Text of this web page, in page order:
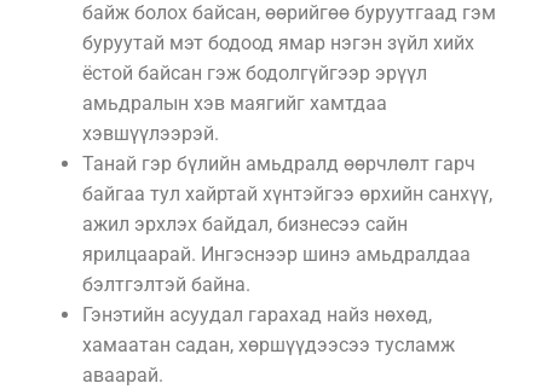
байж болох байсан, өөрийгөө буруутгаад гэм
буруутай мэт бодоод ямар нэгэн зүйл хийх
ёстой байсан гэж бодолгүйгээр эрүүл
амьдралын хэв маягийг хамтдаа
хэвшүүлээрэй.
Танай гэр бүлийн амьдралд өөрчлөлт гарч
байгаа тул хайртай хүнтэйгээ өрхийн санхүү,
ажил эрхлэх байдал, бизнесээ сайн
ярилцаарай. Ингэснээр шинэ амьдралдаа
бэлтгэлтэй байна.
Гэнэтийн асуудал гарахад найз нөхөд,
хамаатан садан, хөршүүдээсээ тусламж
аваарай.